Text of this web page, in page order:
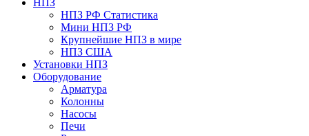
НПЗ
НПЗ РФ Статистика
Мини НПЗ РФ
Крупнейшие НПЗ в мире
НПЗ США
Установки НПЗ
Оборудование
Арматура
Колонны
Насосы
Печи